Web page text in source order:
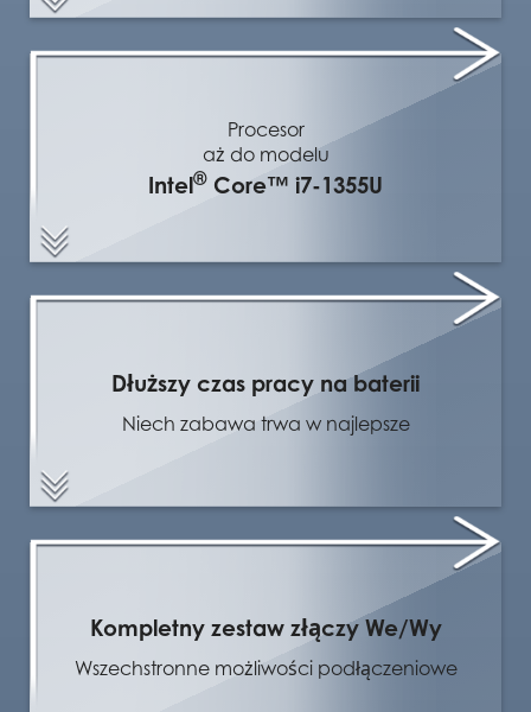
Procesor
aż do modelu
Intel® Core™ i7-1355U
Dłuższy czas pracy na baterii
Niech zabawa trwa w najlepsze
Kompletny zestaw złączy We/Wy
Wszechstronne możliwości podłączeniowe